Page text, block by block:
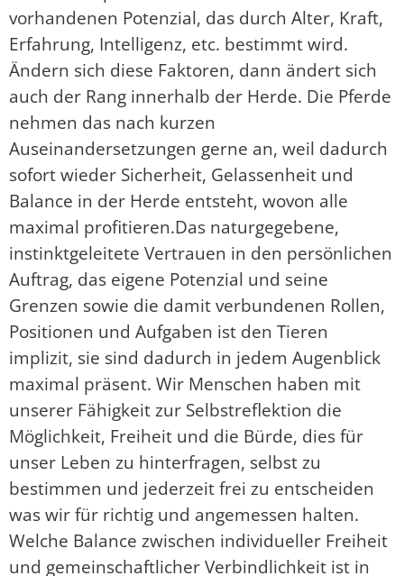
vorhandenen Potenzial, das durch Alter, Kraft,
Erfahrung, Intelligenz, etc. bestimmt wird.
Ändern sich diese Faktoren, dann ändert sich
auch der Rang innerhalb der Herde. Die Pferde
nehmen das nach kurzen
Auseinandersetzungen gerne an, weil dadurch
sofort wieder Sicherheit, Gelassenheit und
Balance in der Herde entsteht, wovon alle
maximal profitieren.Das naturgegebene,
instinktgeleitete Vertrauen in den persönlichen
Auftrag, das eigene Potenzial und seine
Grenzen sowie die damit verbundenen Rollen,
Positionen und Aufgaben ist den Tieren
implizit, sie sind dadurch in jedem Augenblick
maximal präsent. Wir Menschen haben mit
unserer Fähigkeit zur Selbstreflektion die
Möglichkeit, Freiheit und die Bürde, dies für
unser Leben zu hinterfragen, selbst zu
bestimmen und jederzeit frei zu entscheiden
was wir für richtig und angemessen halten.
Welche Balance zwischen individueller Freiheit
und gemeinschaftlicher Verbindlichkeit ist in